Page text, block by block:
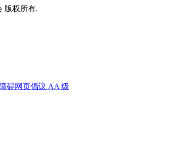
版权所有.